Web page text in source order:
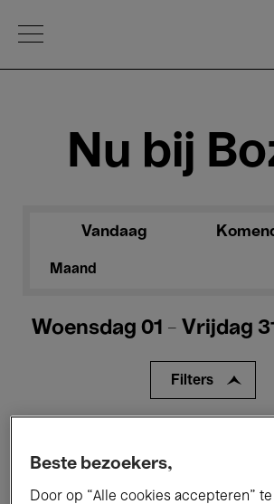
Open Menu
Nu bij
Vandaag
Maand
Woensdag 01 - Vrijdag
Filters
Beste bezoekers,
Door op “Alle cookies accepteren”